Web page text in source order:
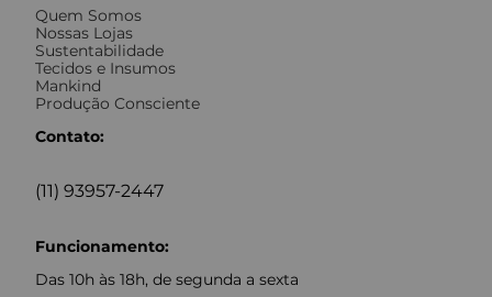
Quem Somos
Nossas Lojas
Sustentabilidade
Tecidos e Insumos
Mankind
Produção Consciente
Contato:
(11) 93957-2447
Funcionamento:
Das 10h às 18h, de segunda a sexta